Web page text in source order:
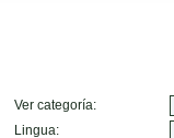
Ver categoría:
Lingua: